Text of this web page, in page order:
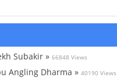
Subakir » 66848 Views
Angling Dharma » 40190 Views